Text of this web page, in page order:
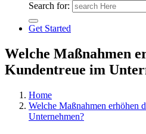
Search for:
Get Started
Welche Maßnahmen
Kundentreue im
Home
Welche Maßnahmen erhöhen
Unternehmen?